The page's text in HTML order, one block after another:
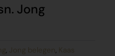
Jong
, Jong belegen , Kaas